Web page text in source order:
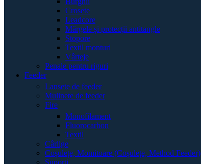
Crosete
Leadcore
Mărgele și protecții antitangle
Stopore
Textil monturi
Vârteje
Penale pentru riguri
Feeder
Lansete de feeder
Mulinete de feeder
Fire
Monofilament
Fluorocarbon
Textil
Cârlige
Coșulețe, Momitoare (Coșulețe, Method Feeder)
Suporți